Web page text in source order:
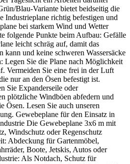
Blau-Variante bietet beidseitig die
Industrieplane richtig befestigen und
bei starkem Wind und Wetter
folgende Punkte beim Aufbau: Gefälle
leicht schräg auf, damit das
kann und keine schweren Wassersäcke
Legen Sie die Plane nach Möglichkeit
Vermeiden Sie eine frei in der Luft
nur an den Ösen befestigt ist.
Sie Expanderseile oder
plötzliche Windböen abfedern und
Ösen. Lesen Sie auch unseren
Gewebeplane für den Einsatz in
Die Gewebeplane 3x6 m mit
Windschutz oder Regenschutz
Abdeckung für Gartenmöbel,
Boote, Jetskis, Autos oder
Als Notdach, Schutz für